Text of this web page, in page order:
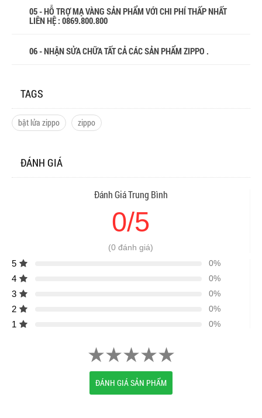
05 - HỖ TRỢ MẠ VÀNG SẢN PHẨM VỚI CHI PHÍ THẤP NHẤT
LIÊN HỆ : 0869.800.800
06 - NHẬN SỬA CHỮA TẤT CẢ CÁC SẢN PHẨM ZIPPO .
TAGS
bật lửa zippo zippo
ĐÁNH GIÁ
Đánh Giá Trung Bình
0/5
(0 đánh giá)
5 0%
4 0%
3 0%
2 0%
1 0%
ĐÁNH GIÁ SẢN PHẨM